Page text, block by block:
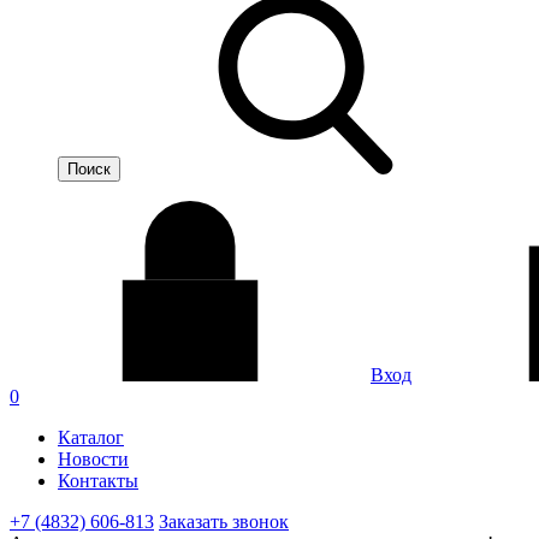
Вход
0
Каталог
Новости
Контакты
+7 (4832) 606-813 Заказать звонок